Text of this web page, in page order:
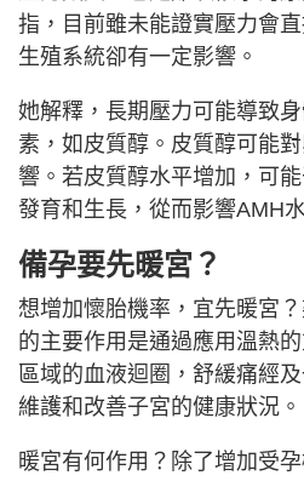
指，目前雖未能證實壓力會
生殖系統卻有一定影響。
她解釋，長期壓力可能導致
素，如皮質醇。皮質醇可能
響。若皮質醇水平增加，可
發育和生長，從而影響AMH
備孕要先暖宮？
想增加懷胎機率，宜先暖宮
的主要作用是通過應用溫熱
區域的血液迴圈，舒緩痛經
維護和改善子宮的健康狀況。
暖宮有何作用？除了增加受